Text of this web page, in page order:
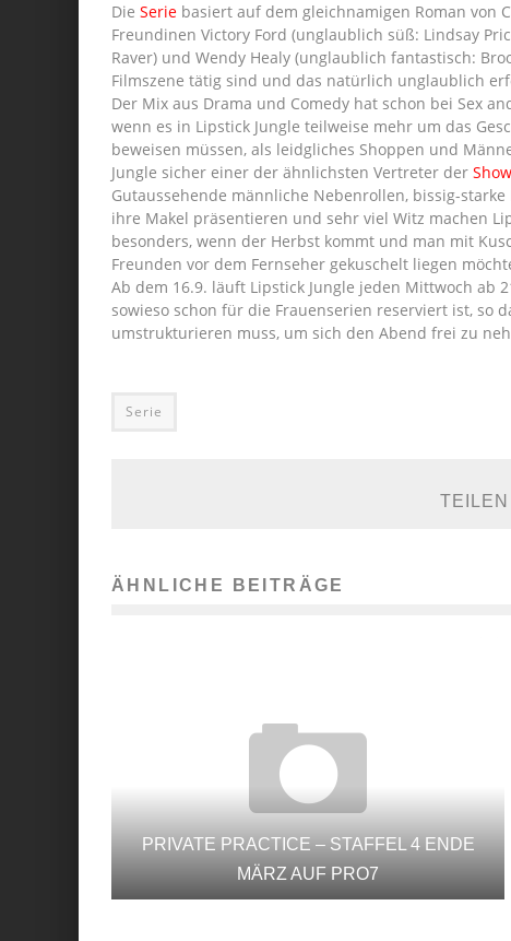
Die Serie basiert auf dem gleichnamigen Roman von
Freundinen Victory Ford (unglaublich süß: Lindsay
Raver) und Wendy Healy (unglaublich fantastisch:
Filmszene tätig sind und das natürlich unglaublich
Der Mix aus Drama und Comedy hat schon bei Sex
wenn es in Lipstick Jungle teilweise mehr um das
beweisen müssen, als leidgliches Shoppen und
Jungle sicher einer der ähnlichsten Vertreter der Show
Gutaussehende männliche Nebenrollen, bissig-
ihre Makel präsentieren und sehr viel Witz machen
besonders, wenn der Herbst kommt und man mit
Freunden vor dem Fernseher gekuschelt liegen
Ab dem 16.9. läuft Lipstick Jungle jeden Mittwoch ab
sowieso schon für die Frauenserien reserviert ist, so
umstrukturieren muss, um sich den Abend frei zu
Serie
TEILEN
ÄHNLICHE BEITRÄGE
PRIVATE PRACTICE – STAFFEL 4 ENDE
MÄRZ AUF PRO7